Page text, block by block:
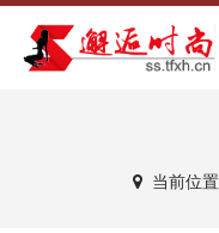
当前位置